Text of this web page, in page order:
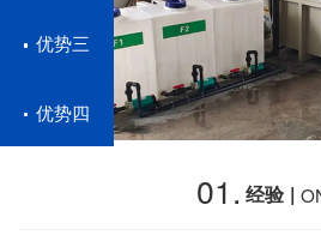
01. 经验 |
优势三
优势四